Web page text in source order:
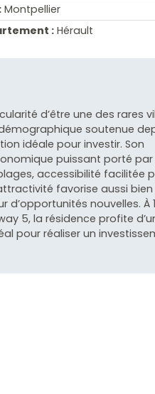
Montpellier
: Hérault
d’être une des rares
soutenue
idéale pour investir. Son
puissant porté par
accessibilité facilitée
favorise aussi bien
nouvelles. À
5, la résidence profite
pour réaliser un